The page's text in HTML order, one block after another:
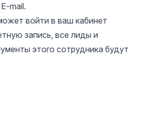
mail.
войти в ваш кабинет
запись, все лиды и
этого сотрудника будут